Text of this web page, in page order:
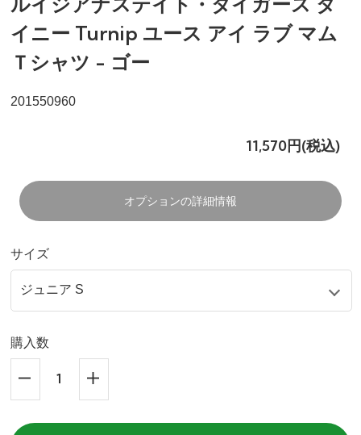
イニー Turnip ユース アイ ラブ マム
Ｔシャツ - ゴー
201550960
11,570円(税込)
オプションの詳細情報
サイズ
購入数